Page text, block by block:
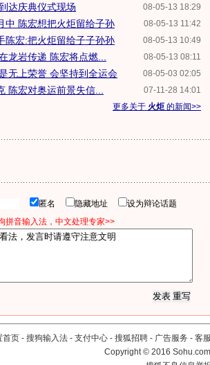
08-05-13 18:29
达庆典仪式现场
08-05-13 11:42
中 陈宏想把火炬留给子孙
08-05-13 10:49
陈宏:把火炬留给子子孙孙
08-05-13 08:11
龙岩传递 陈宏将点燃...
08-05-03 02:05
无上荣誉 会坚持到全运会
07-11-28 14:01
陈宏对奥运前景失信...
更多关于 火炬 的新闻>>
匿名 隐藏地址
设为辩论话题
拼音输入法，中文处理专家>>
首页 - 搜狗输入法 - 支付中心 - 搜狐招聘 - 广告服务 - 客
Copyright©2016